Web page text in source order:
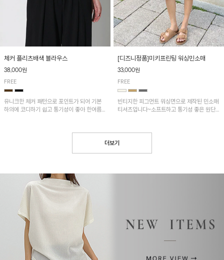
체커 플리츠배색 블라우스
38,000원
FREE
유니크한 체커 패턴으로 포인트가 되어 기본
하의에 코디하기 쉽고 통기성이 좋아 한여름에
[디즈니정품]미키프린팅 워싱민소매
33,000원
FREE
빈티지한 피그먼트 워싱면으로 제작된 민소매
티셔츠입니다~소프트하고 통기성 좋은 원단
더보기